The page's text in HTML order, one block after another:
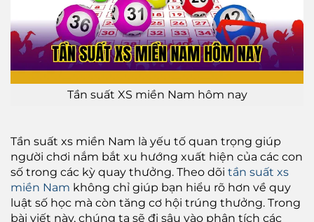
Tần suất XS miền Nam hôm nay
Tần suất xs miền Nam là yếu tố quan trọng giúp
người chơi nắm bắt xu hướng xuất hiện của các con
số trong các kỳ quay thưởng. Theo dõi tần suất xs
miền Nam không chỉ giúp bạn hiểu rõ hơn về quy
luật số học mà còn tăng cơ hội trúng thưởng. Trong
bài viết này, chúng ta sẽ đi sâu vào phân tích các